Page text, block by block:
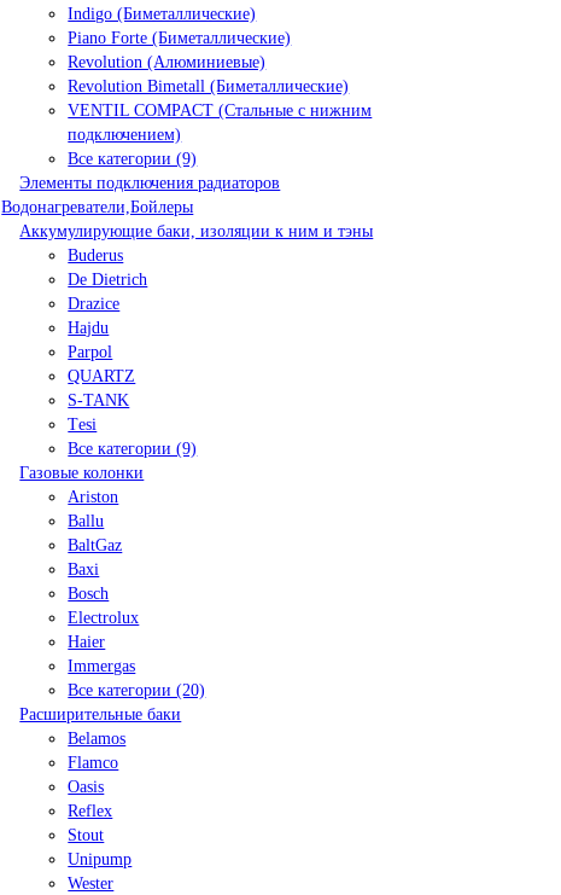
Indigo (Биметаллические)
Piano Forte (Биметаллические)
Revolution (Алюминиевые)
Revolution Bimetall (Биметаллические)
VENTIL COMPACT (Стальные с нижним
подключением)
Все категории (9)
Элементы подключения радиаторов
Водонагреватели,Бойлеры
Аккумулирующие баки, изоляции к ним и тэны
Buderus
De Dietrich
Drazice
Hajdu
Parpol
QUARTZ
S-TANK
Tеsi
Все категории (9)
Газовые колонки
Ariston
Ballu
BaltGaz
Baxi
Bosсh
Electrolux
Haier
Immergas
Все категории (20)
Расширительные баки
Belamos
Flamco
Oasis
Reflex
Stout
Unipump
Wester